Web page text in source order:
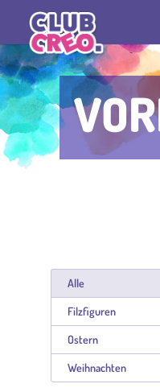
Alle
Filzfiguren
Ostern
Weihnachten